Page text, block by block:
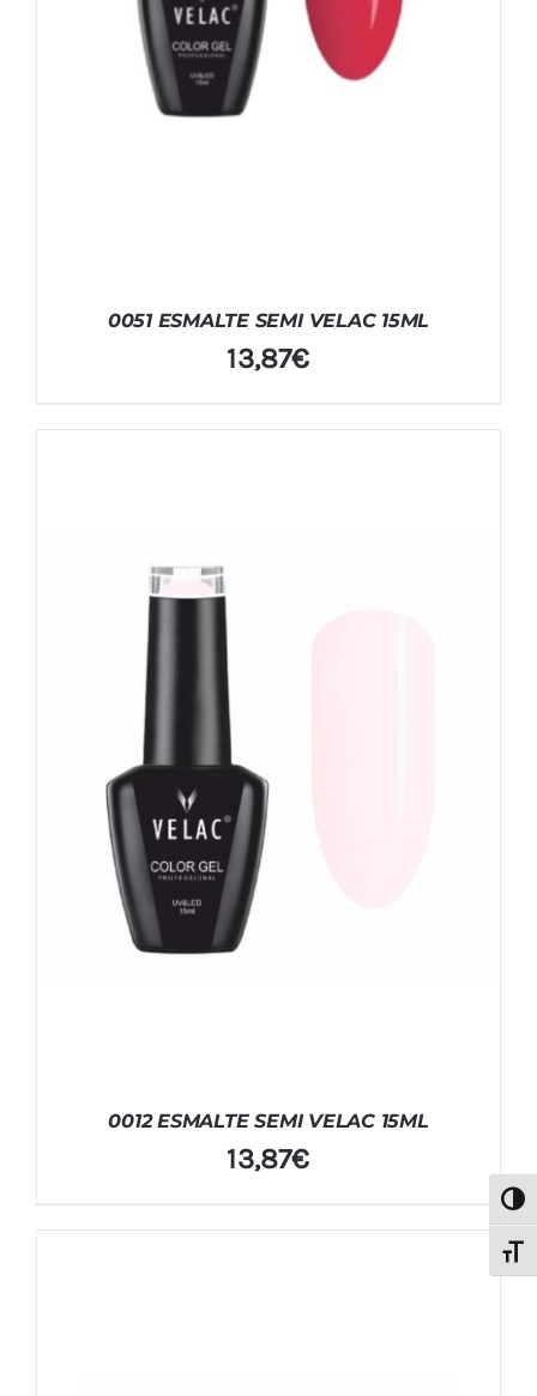
0051 ESMALTE SEMI VELAC 15ML
13,87€
0012 ESMALTE SEMI VELAC 15ML
13,87€